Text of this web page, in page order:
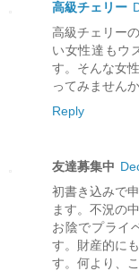
高級チェリー
高級チェリー
い女性達もウ
す。そんな女
ってみませんか
Reply
友達募集中
初書き込みで
ます。不況の
お陰でプライ
す。財産的に
す。何より、